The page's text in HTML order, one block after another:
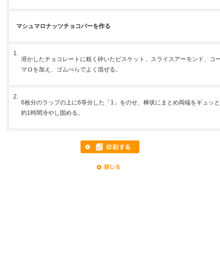
マシュマロナッツチョコバーを作る
1.
溶かしたチョコレートに粗く砕いたビスケット、スライスアーモンド、コ
マロを加え、ゴムべらでよく混ぜる。
2.
6枚分のラップの上に6等分した「1」をのせ、棒状にまとめ両端をギュッ
約1時間冷やし固める。